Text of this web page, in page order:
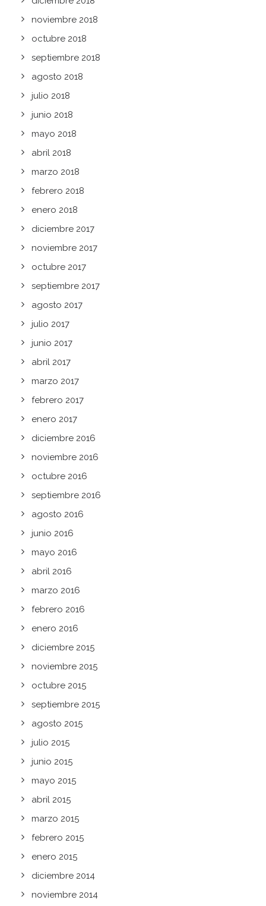
noviembre 2018
octubre 2018
septiembre 2018
agosto 2018
julio 2018
junio 2018
mayo 2018
abril 2018
marzo 2018
febrero 2018
enero 2018
diciembre 2017
noviembre 2017
octubre 2017
septiembre 2017
agosto 2017
julio 2017
junio 2017
abril 2017
marzo 2017
febrero 2017
enero 2017
diciembre 2016
noviembre 2016
octubre 2016
septiembre 2016
agosto 2016
junio 2016
mayo 2016
abril 2016
marzo 2016
febrero 2016
enero 2016
diciembre 2015
noviembre 2015
octubre 2015
septiembre 2015
agosto 2015
julio 2015
junio 2015
mayo 2015
abril 2015
marzo 2015
febrero 2015
enero 2015
diciembre 2014
noviembre 2014